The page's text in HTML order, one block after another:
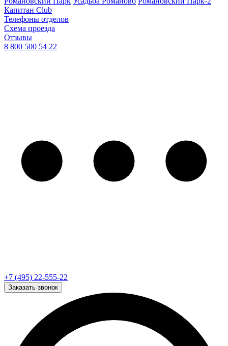
Капитан Club
Телефоны отделов
Схема проезда
Отзывы
8 800 500 54 22
+7 (495) 22-555-22
Заказать звонок